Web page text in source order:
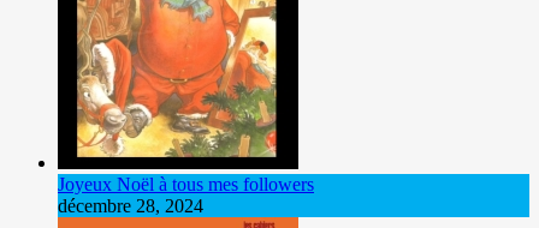
Joyeux Noël à tous mes followers
décembre 28, 2024